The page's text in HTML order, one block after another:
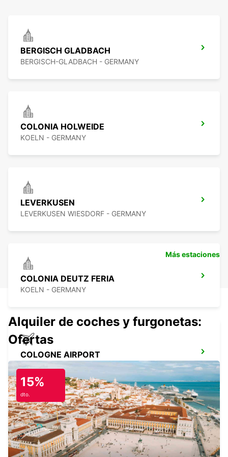
BERGISCH GLADBACH
BERGISCH-GLADBACH - GERMANY
COLONIA HOLWEIDE
KOELN - GERMANY
LEVERKUSEN
LEVERKUSEN WIESDORF - GERMANY
COLONIA DEUTZ FERIA
KOELN - GERMANY
COLOGNE AIRPORT
KOELN - GERMANY
COLONIA ESTACIÓN CENTRAL
KOELN - GERMANY
Más estaciones
Alquiler de coches y furgonetas:
Ofertas
15%
dto.